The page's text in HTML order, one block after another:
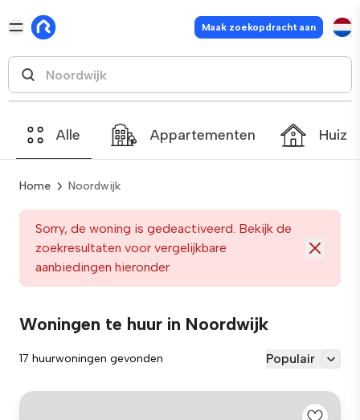
Maak zoekopdracht aan
Alle Appartementen
Home Noordwijk
Sorry, de woning is gedeactiveerd. Bekijk de
zoekresultaten voor vergelijkbare
aanbiedingen hieronder
Woningen te huur in Noordwijk
17 huurwoningen gevonden Populair